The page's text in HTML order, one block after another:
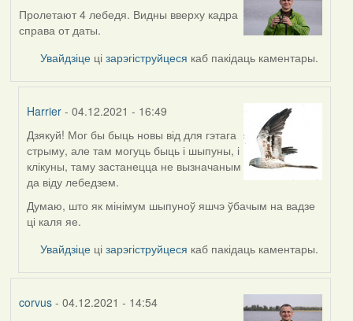
Пролетают 4 лебедя. Видны вверху кадра
справа от даты.
Увайдзіце цізарэгіструйцеся каб пакідаць каментары.
Harrier - 04.12.2021 - 16:49
In
reply
to
by
corvus
Дзякуй! Мог бы быць новы від для гэтага
стрыму, але там могуць быць і шыпуны, і
клікуны, таму застанецца не вызначаным
да віду лебедзем.
Думаю, што як мінімум шыпуноў яшчэ ўбачым на вадзе
ці каля яе.
Увайдзіце цізарэгіструйцеся каб пакідаць каментары.
corvus- 04.12.2021 - 14:54